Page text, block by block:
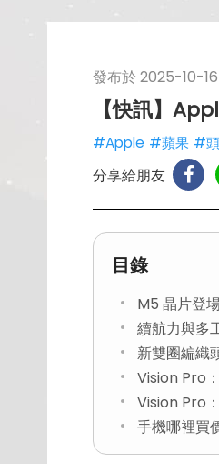
發布於 2025-10-16
【快訊】
#Apple #蘋果 #
分享給朋友
目錄
M5 晶片登
續航力與多
新雙圈編織
Vision Pro
Vision Pro
手機哪裡買